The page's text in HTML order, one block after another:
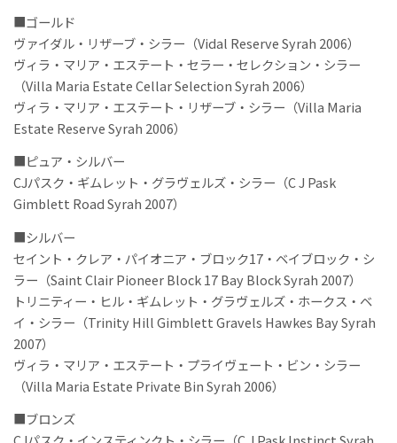
■ゴールド
ヴァイダル・リザーブ・シラー（Vidal Reserve Syrah 2006）
ヴィラ・マリア・エステート・セラー・セレクション・シラー
（Villa Maria Estate Cellar Selection Syrah 2006）
ヴィラ・マリア・エステート・リザーブ・シラー（Villa Maria
Estate Reserve Syrah 2006）
■ピュア・シルバー
CJパスク・ギムレット・グラヴェルズ・シラー（C J Pask
Gimblett Road Syrah 2007）
■シルバー
セイント・クレア・パイオニア・ブロック17・ベイブロック・シ
ラー（Saint Clair Pioneer Block 17 Bay Block Syrah 2007）
トリニティー・ヒル・ギムレット・グラヴェルズ・ホークス・ベ
イ・シラー（Trinity Hill Gimblett Gravels Hawkes Bay Syrah
2007）
ヴィラ・マリア・エステート・プライヴェート・ビン・シラー
（Villa Maria Estate Private Bin Syrah 2006）
■ブロンズ